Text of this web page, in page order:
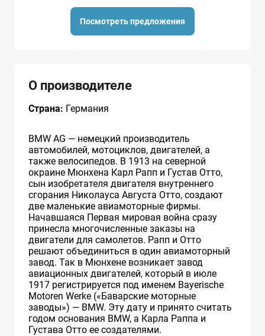
Посмотреть предложения
О производителе
Страна: Германия
BMW AG — немецкий производитель
автомобилей, мотоциклов, двигателей, а
также велосипедов. В 1913 на северной
окраине Мюнхена Карл Рапп и Густав Отто,
сын изобретателя двигателя внутреннего
сгорания Николауса Августа Отто, создают
две маленькие авиамоторные фирмы.
Начавшаяся Первая мировая война сразу
принесла многочисленные заказы на
двигатели для самолетов. Рапп и Отто
решают объединиться в один авиамоторный
завод. Так в Мюнхене возникает завод
авиационных двигателей, который в июле
1917 регистрируется под именем Bayerische
Motoren Werke («Баварские моторные
заводы») — BMW. Эту дату и принято считать
годом основания BMW, а Карла Раппа и
Густава Отто ее создателями.